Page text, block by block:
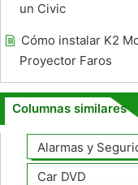
un Civic
Cómo instalar K2
Proyector Faros
Columnas similares
Alarmas y
Car DVD